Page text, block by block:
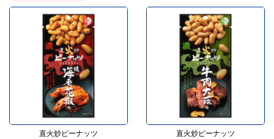
直火炒ピーナッツ
直火炒ピーナッツ